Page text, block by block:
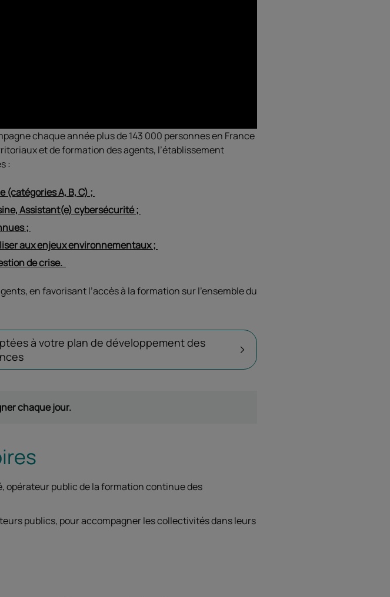
chaque année plus de 143 000 personnes en France
et de formation des agents, l’établissement
:
A, B, C) ;
Assistant(e) cybersécurité ;
;
aux enjeux environnementaux ;
de crise.
en favorisant l’accès à la formation sur l’ensemble du
à votre plan de développement des
chaque jour.
opérateur public de la formation continue des
publics, pour accompagner les collectivités dans leurs